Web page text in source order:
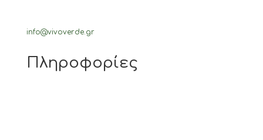
info@vivoverde.gr
Πληροφορίες